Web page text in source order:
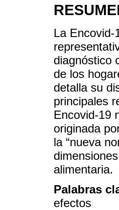
La
diagnóstico
de los
detalla su
principales
Encovid-19
originada
la “nueva
alimentaria.
Palabras
efectos